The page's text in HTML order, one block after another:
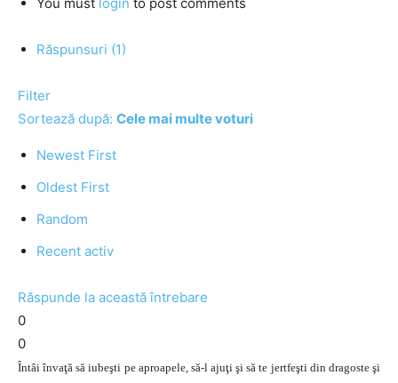
Răspunsuri (1)
Filter
Sortează după: Cele mai multe voturi
Newest First
Oldest First
Random
Recent activ
Răspunde la această întrebare
0
0
Întâi învaţă să iubeşti pe aproapele, să-l ajuţi şi să te jertfeşti din dragoste şi